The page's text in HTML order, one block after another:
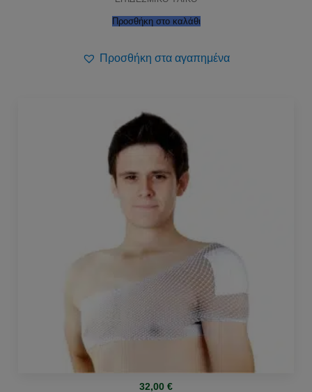
Προσθήκη στο καλάθι
Προσθήκη στα αγαπημένα
32,00 €